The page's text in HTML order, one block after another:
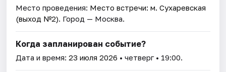
Место проведения: Место встречи: м. Сухаревская
(выход №2). Город — Москва.
Когда запланирован событие?
Дата и время:23 июля 2026 • четверг • 19:00.